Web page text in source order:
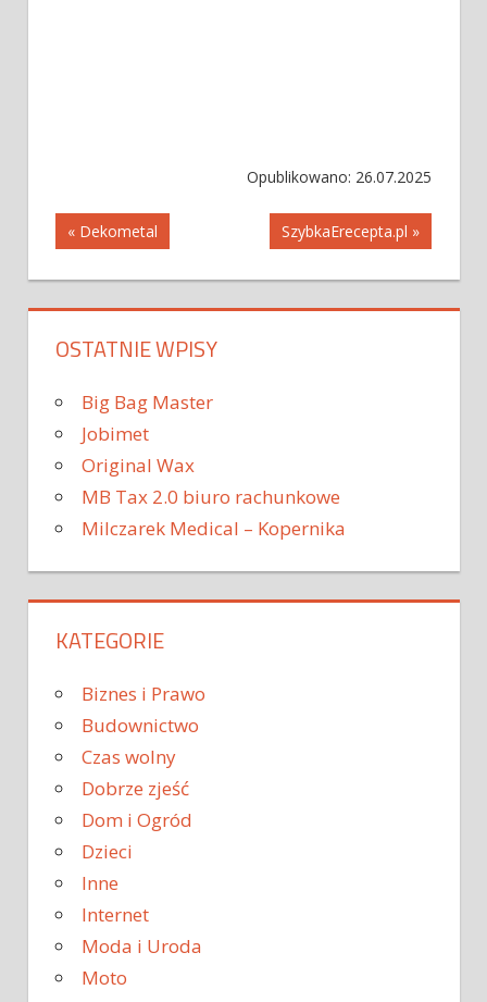
Opublikowano: 26.07.2025
Nawigacja
wpisu
« Dekometal SzybkaErecepta.pl »
OSTATNIE WPISY
Big Bag Master
Jobimet
Original Wax
MB Tax 2.0 biuro rachunkowe
Milczarek Medical – Kopernika
KATEGORIE
Biznes i Prawo
Budownictwo
Czas wolny
Dobrze zjeść
Dom i Ogród
Dzieci
Inne
Internet
Moda i Uroda
Moto